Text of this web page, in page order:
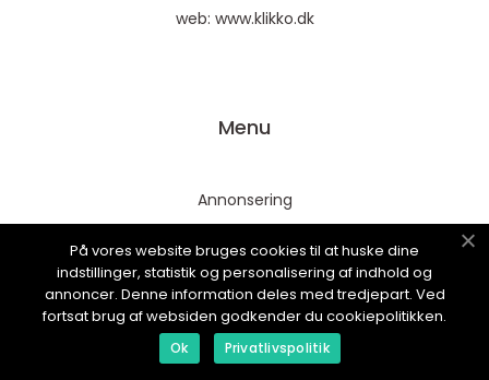
web: www.klikko.dk
Menu
Annonsering
Cookies
Kontakta oss
Sitemap
På vores website bruges cookies til at huske dine
indstillinger, statistik og personalisering af indhold og
annoncer. Denne information deles med tredjepart. Ved
fortsat brug af websiden godkender du cookiepolitikken.
Ok Privatlivspolitik